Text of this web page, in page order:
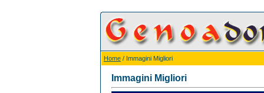
Home / Immagini Migliori
Immagini Migliori